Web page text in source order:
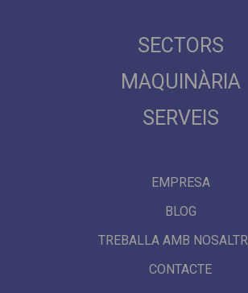
SECTORS
MAQUINÀRIA
SERVEIS
EMPRESA
BLOG
TREBALLA AMB
CONTACTE